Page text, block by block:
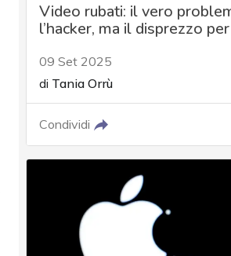
Video rubati: il vero
l’hacker, ma il disprezzo
09 Set 2025
di Tania Orrù
Condividi